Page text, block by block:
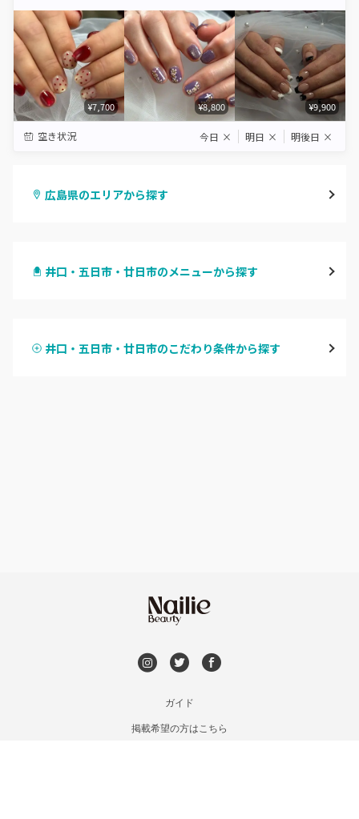
¥7,700 ¥8,800 ¥9,900
空き状況 今日 × 明日 × 明後日 ×
広島県のエリアから探す
段原・皆実町・宇品
井口・五日市・廿日市のメニューから探す
井口・五日市・廿日市のこだわり条件から探す
ガイド
掲載希望の方はこちら